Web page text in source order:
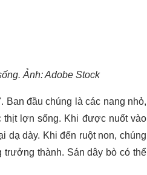
Ảnh: Adobe Stock
Ban đầu chúng là các nang nhỏ,
thịt lợn sống. Khi được nuốt vào
dạ dày. Khi đến ruột non, chúng
trưởng thành. Sán dây bò có thể